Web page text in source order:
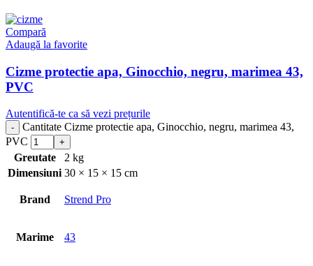
Compară
Adaugă la favorite
Cizme protectie apa, Ginocchio, negru, marimea 43,
PVC
Autentifică-te ca să vezi prețurile
Cantitate Cizme protectie apa, Ginocchio, negru, marimea 43,
PVC
Greutate
2 kg
Dimensiuni 30 × 15 × 15 cm
Brand Strend Pro
Marime 43